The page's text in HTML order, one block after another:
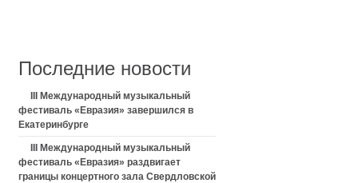
Последние новости
III Международный музыкальный
фестиваль «Евразия» завершился в
Екатеринбурге
III Международный музыкальный
фестиваль «Евразия» раздвигает
границы концертного зала Свердловской